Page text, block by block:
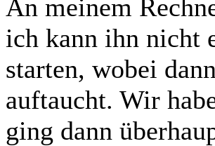
An meinem
ich kann ihn nicht
starten, wobei
auftaucht. Wir
ging dann